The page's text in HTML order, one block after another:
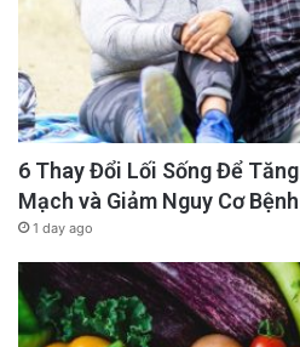
6 Thay Đổi Lối Sống Để
Mạch và Giảm Nguy Cơ
1 day ago